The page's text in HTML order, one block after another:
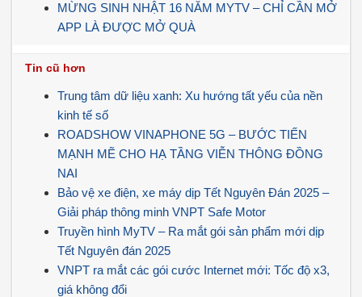
MỪNG SINH NHẬT 16 NĂM MYTV – CHỈ CẦN MỞ
APP LÀ ĐƯỢC MỞ QUÀ
Tin cũ hơn
Trung tâm dữ liệu xanh: Xu hướng tất yếu của nền
kinh tế số
ROADSHOW VINAPHONE 5G – BƯỚC TIẾN
MẠNH MẼ CHO HẠ TẦNG VIỄN THÔNG ĐỒNG
NAI
Bảo vệ xe điện, xe máy dịp Tết Nguyên Đán 2025 –
Giải pháp thông minh VNPT Safe Motor
Truyền hình MyTV – Ra mắt gói sản phẩm mới dịp
Tết Nguyên đán 2025
VNPT ra mắt các gói cước Internet mới: Tốc độ x3,
giá không đổi